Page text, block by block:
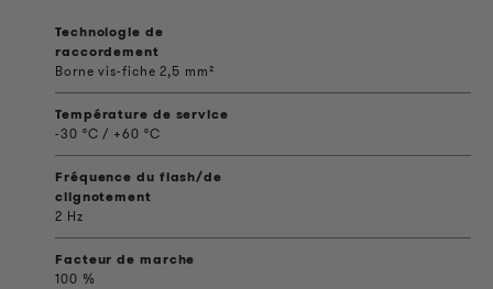
Technologie de
raccordement
Borne vis-fiche 2,5 mm²
Température de service
-30 °C / +60 °C
Fréquence du flash/de
clignotement
2 Hz
Facteur de marche
100 %